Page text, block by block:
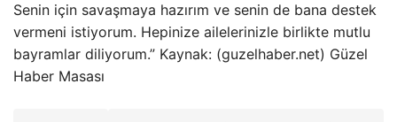
Senin için savaşmaya hazırım ve senin de bana destek
vermeni istiyorum. Hepinize ailelerinizle birlikte mutlu
bayramlar diliyorum.” Kaynak: (guzelhaber.net) Güzel
Haber Masası